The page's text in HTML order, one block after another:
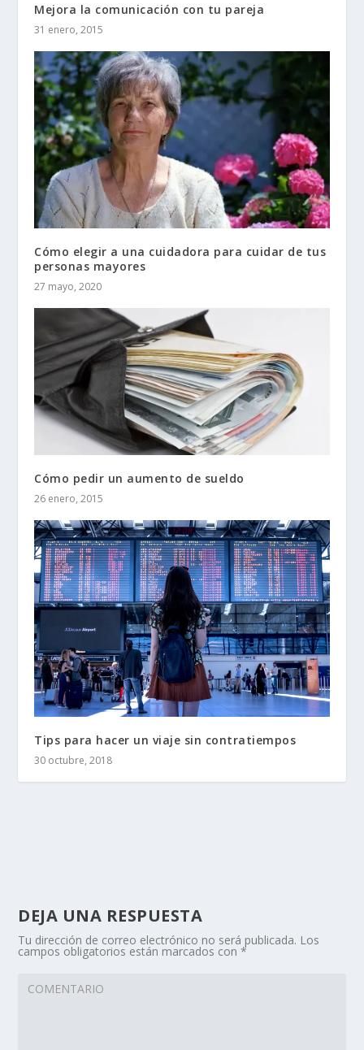
Mejora la comunicación con tu pareja
31 enero, 2015
Cómo elegir a una cuidadora para cuidar de tus
personas mayores
27 mayo, 2020
Cómo pedir un aumento de sueldo
26 enero, 2015
Tips para hacer un viaje sin contratiempos
30 octubre, 2018
DEJA UNA RESPUESTA
Tu dirección de correo electrónico no será publicada. Los
campos obligatorios están marcados con*